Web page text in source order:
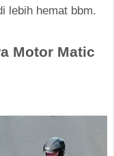
lebih hemat bbm.
Motor Matic